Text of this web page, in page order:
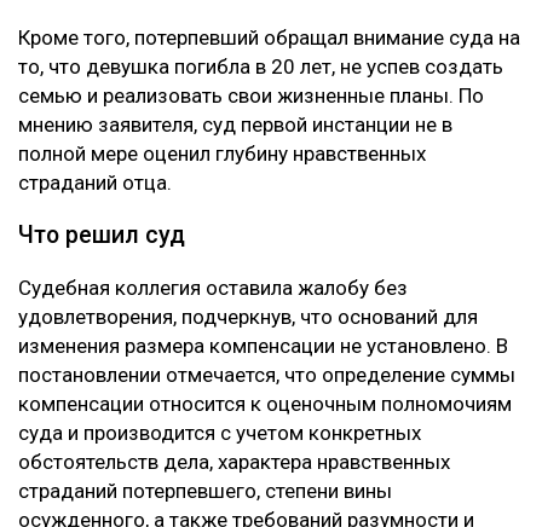
Апелляцию подал потерпевший Шотенов Р.К. — отец
20-летней Томирис Кыдырбек, погибшей в аварии.
При этом сам приговор Александру Паку он не
оспаривал. Жалоба касалась только размера
компенсации морального вреда. В суде
ранее 10 миллионов тенге не соответствуют тяжести
взыскать с осужденного 100 миллионов тенге. В
жалобе указывалось, что Пак, находясь в состоянии
алкогольного опьянения, грубо нарушил правила
дорожного движения, выехал на встречную полосу и
стал виновником аварии, в которой погибли три
человека, включая единственную дочь заявителя.
Кроме того, потерпевший обращал внимание суда на